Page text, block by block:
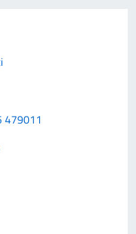
479011